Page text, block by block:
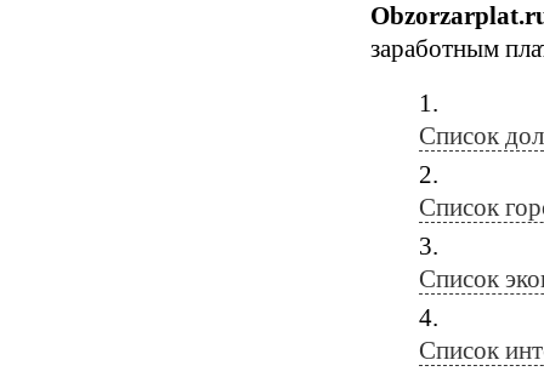
заработным
Список
Список
Список
Список